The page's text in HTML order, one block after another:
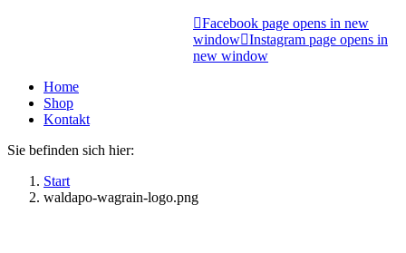
Facebook page opens in new
window Instagram page opens in
new window
Home
Shop
Kontakt
Sie befinden sich hier:
Start
waldapo-wagrain-logo.png